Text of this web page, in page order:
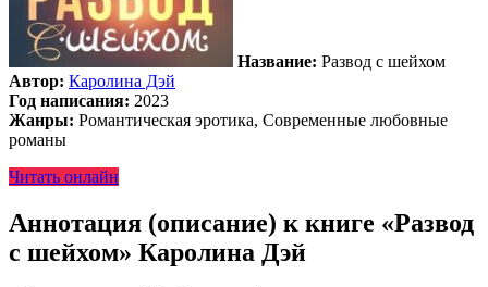
Название: Развод с шейхом
Автор: Каролина Дэй
Год написания: 2023
Жанры: Романтическая эротика, Современные любовные
романы
Читать онлайн
Аннотация (описание) к книге «Развод
с шейхом» Каролина Дэй